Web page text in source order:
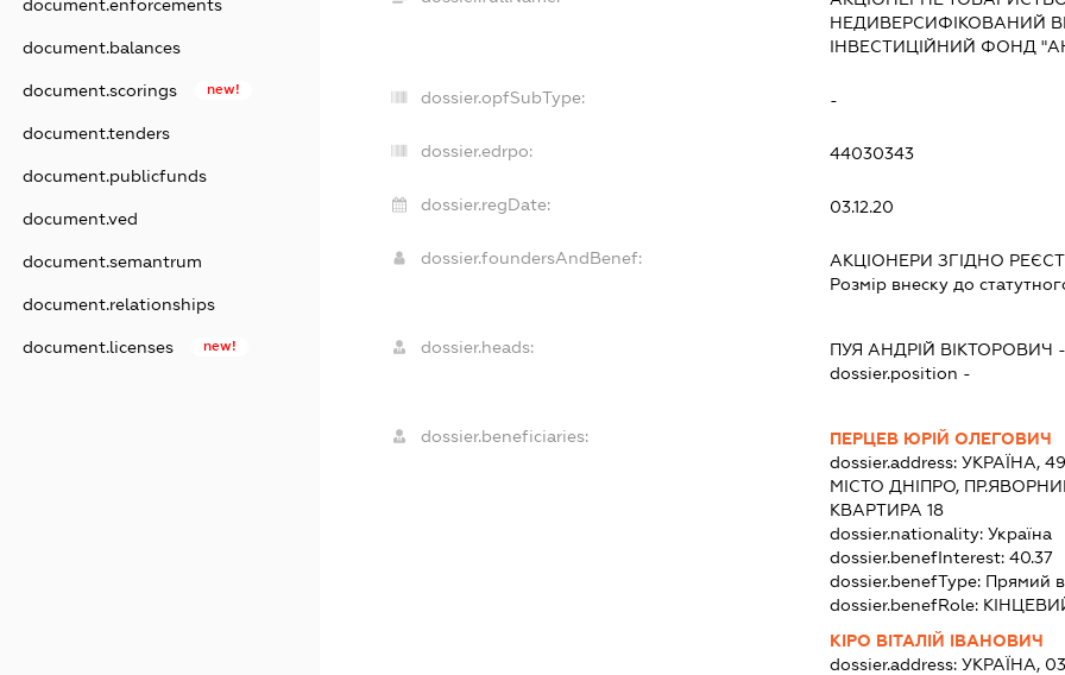
document.enforcements
document.balances
document.scorings new!
document.tenders
document.publicfunds
document.ved
document.semantrum
document.relationships
document.licenses new!
НЕДИВЕРСИФІКОВАНИЙ
ІНВЕСТИЦІЙНИЙ ФОНД
dossier.opfSubType: -
dossier.edrpo: 44030343
dossier.regDate: 03.12.20
dossier.foundersAndBenef:
АКЦІОНЕРИ ЗГІДНО
Розмір внеску до
dossier.heads: ПУЯ АНДРІЙ ВІКТОРОВИЧ -
dossier.position -
dossier.beneficiaries:
ПЕРЦЕВ ЮРІЙ ОЛЕГОВИЧ
dossier.address:УКРАЇНА,
МІСТО ДНІПРО,
КВАРТИРА 18
dossier.nationality:Україна
dossier.benefInterest:40.37
dossier.benefType: Прямий
dossier.benefRole:
КІРО ВІТАЛІЙ ІВАНОВИЧ
dossier.address:УКРАЇНА,